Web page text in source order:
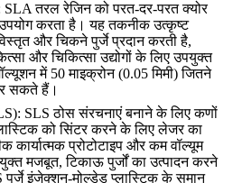
SLA तरल रेजिन को परत-दर-परत क्योर
करता है। यह तकनीक उत्कृष्ट
और चिकने पुर्जे प्रदान करती है,
और चिकित्सा उद्योगों के लिए उपयुक्त
में 50 माइक्रोन (0.05 मिमी) जितने
सकते हैं।
: SLS ठोस संरचनाएं बनाने के लिए कणों
को सिंटर करने के लिए लेजर का
प्रोटोटाइप और कम वॉल्यूम
मजबूत, टिकाऊ पुर्जों का उत्पादन करने
पुर्जे इंजेक्शन-मोल्डेड प्लास्टिक के समान